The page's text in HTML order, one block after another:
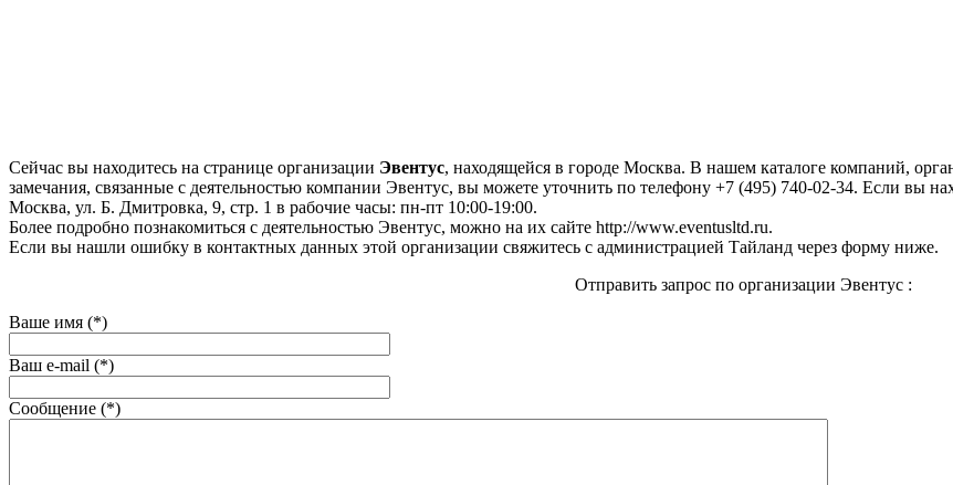
Сейчас вы находитесь на странице организации Эвентус, находящейся в городе Москва. В нашем каталоге компаний,
замечания, связанные с деятельностью компании Эвентус, вы можете уточнить по телефону +7 (495) 740-02-34. Если вы
Москва, ул. Б. Дмитровка, 9, стр. 1 в рабочие часы: пн-пт 10:00-19:00.
Более подробно познакомиться с деятельностью Эвентус, можно на их сайте http://www.eventusltd.ru.
Если вы нашли ошибку в контактных данных этой организации свяжитесь с администрацией Тайланд через форму ниже.
Отправить запрос по организации Эвентус :
Ваше имя (*)
Ваш e-mail (*)
Сообщение (*)